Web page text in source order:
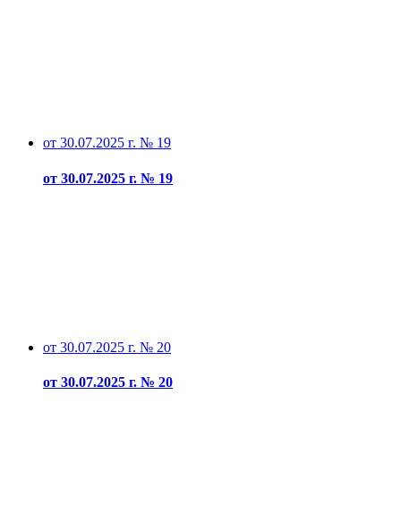
от 30.07.2025 г. № 19
от 30.07.2025 г. № 19
от 30.07.2025 г. № 20
от 30.07.2025 г. № 20